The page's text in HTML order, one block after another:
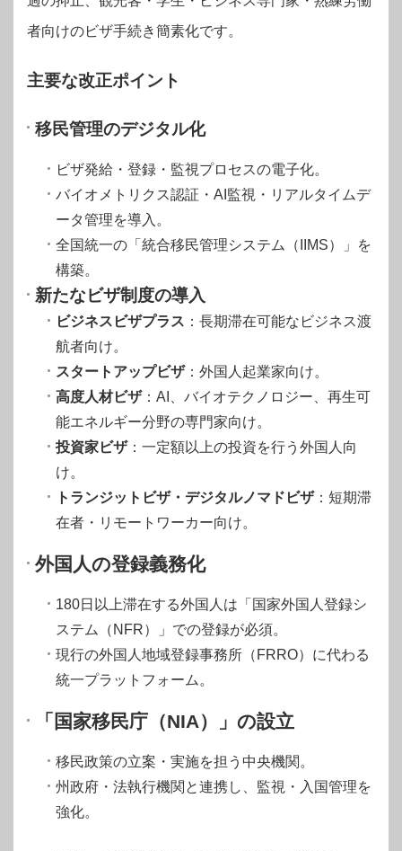
者向けのビザ手続き簡素化です。
主要な改正ポイント
移民管理のデジタル化
ビザ発給・登録・監視プロセスの電子化。
バイオメトリクス認証・AI監視・リアルタイムデ
ータ管理を導入。
全国統一の「統合移民管理システム（IIMS）」を
構築。
新たなビザ制度の導入
ビジネスビザプラス ：長期滞在可能なビジネス渡
航者向け。
スタートアップビザ：外国人起業家向け。
高度人材ビザ：AI、バイオテクノロジー、再生可
能エネルギー分野の専門家向け。
投資家ビザ：一定額以上の投資を行う外国人向
け。
トランジットビザ・デジタルノマドビザ：短期滞
在者・リモートワーカー向け。
外国人の登録義務化
180日以上滞在する外国人は「国家外国人登録シ
ステム（NFR）」での登録が必須。
現行の外国人地域登録事務所（FRRO）に代わる
統一プラットフォーム。
「国家移民庁（NIA）」の設立
移民政策の立案・実施を担う中央機関。
州政府・法執行機関と連携し、監視・入国管理を
強化。